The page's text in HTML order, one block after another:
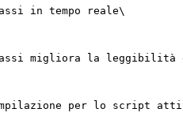
in tempo reale\
migliora la leggibilità
per lo script